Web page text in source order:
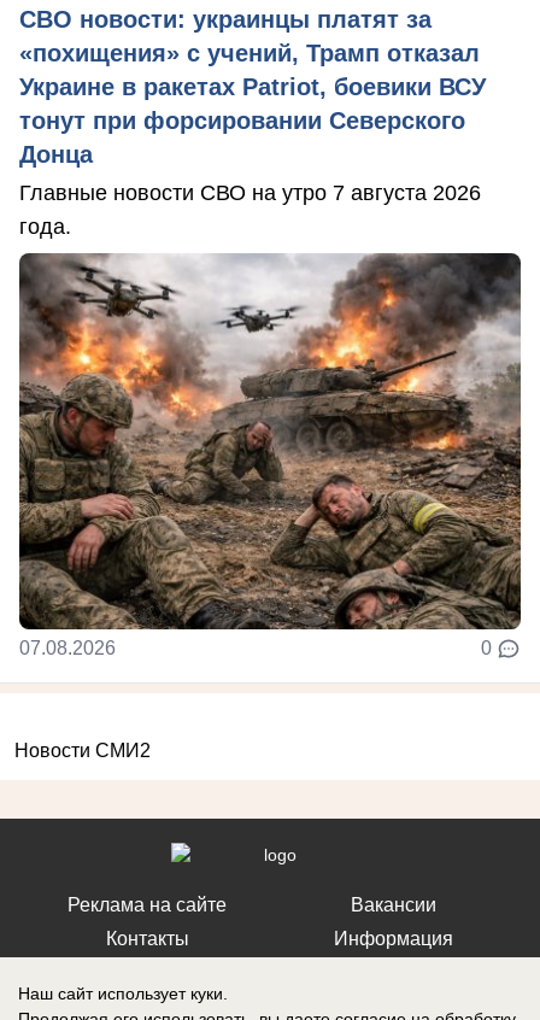
СВО новости: украинцы платят за
«похищения» с учений, Трамп отказал
Украине в ракетах Patriot, боевики ВСУ
тонут при форсировании Северского
Донца
Главные новости СВО на утро 7 августа 2026
года.
07.08.2026 0
Новости СМИ2
Реклама на сайте
Контакты
Вакансии
Информация
Наш сайт использует куки.